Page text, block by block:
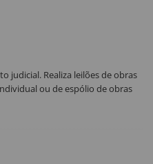
judicial. Realiza leilões de obras
ou de espólio de obras